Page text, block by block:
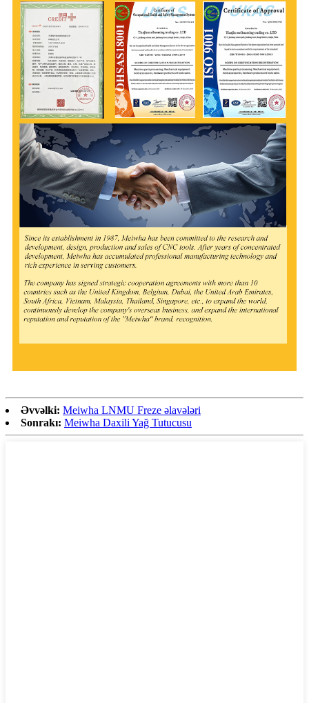
Əvvəlki: Meiwha LNMU Freze əlavələri
Sonrakı: Meiwha Daxili Yağ Tutucusu